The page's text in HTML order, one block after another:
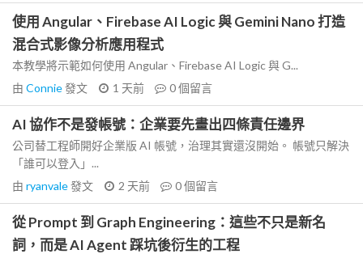
使用 Angular、Firebase AI Logic 與 Gemini Nano 打造
混合式影像分析應用程式
本教學將示範如何使用 Angular、Firebase AI Logic 與 G...
由 Connie發文 1 天前 0個留言
AI 協作不是發帳號：企業要先畫出四條責任邊界
公司替工程師開好企業版 AI 帳號，治理其實還沒開始。 帳號只解決
「誰可以登入」...
由 ryanvale發文 2 天前 0個留言
從 Prompt 到 Graph Engineering：這些不只是新名
詞，而是 AI Agent 踩坑後衍生的工程